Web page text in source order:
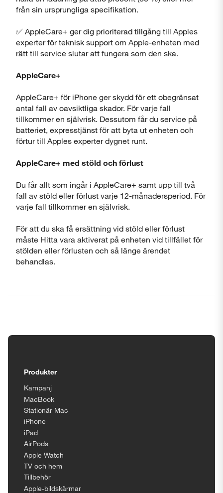
från sin ursprungliga specifikation.
✅ AppleCare+ ger dig prioriterad tillgång till Apples
experter för teknisk support om Apple-enheten med
rätt till service slutar att fungera som den ska.
AppleCare+
AppleCare+ för iPhone ger skydd för ett obegränsat
antal fall av oavsiktliga skador. För varje fall
tillkommer en självrisk. Dessutom får du service på
batteriet, expresstjänst för att byta ut enheten och
förtur till Apples experter dygnet runt.
AppleCare+ med stöld och förlust
Du får allt som ingår i AppleCare+ samt upp till två
fall av stöld eller förlust varje 12-månadersperiod. För
varje fall tillkommer en självrisk.
För att du ska få ersättning vid stöld eller förlust
måste Hitta vara aktiverat på enheten vid tillfället för
stölden eller förlusten och så länge ärendet
behandlas.
Produkter
Kampanj
MacBook
Stationär Mac
iPhone
iPad
AirPods
Apple Watch
TV och hem
Tillbehör
Apple-bildskärmar